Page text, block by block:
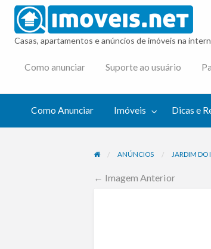
Casas, apartamentos e anúncios de imóveis na
Como anunciar Suporte ao usuário
Como Anunciar Imóveis Dicas e
ANÚNCIOS JARDIM DO
← Imagem Anterior